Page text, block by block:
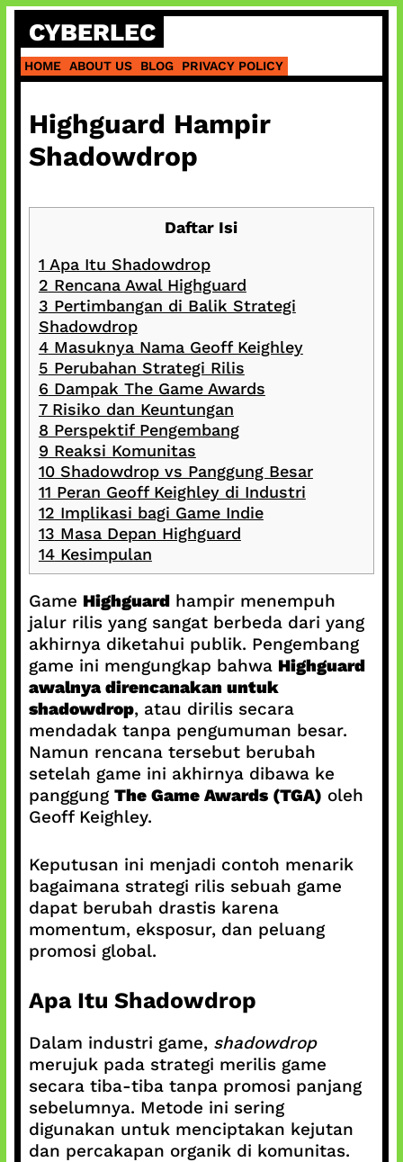
Skip
content
CYBERLEC
HOME ABOUT US BLOG PRIVACY POLICY
Highguard Hampir
Shadowdrop
Daftar Isi
1 Apa Itu Shadowdrop
2 Rencana Awal Highguard
3 Pertimbangan di Balik Strategi
Shadowdrop
4Masuknya Nama Geoff Keighley
5 Perubahan Strategi Rilis
6 Dampak The Game Awards
7Risiko dan Keuntungan
8 Perspektif Pengembang
9 Reaksi Komunitas
10Shadowdrop vs Panggung Besar
11 Peran Geoff Keighley di Industri
12 Implikasi bagi Game Indie
13 Masa Depan Highguard
14Kesimpulan
Game Highguardhampir menempuh
jalur rilis yang sangat berbeda dari yang
akhirnya diketahui publik. Pengembang
game ini mengungkap bahwa Highguard
awalnya direncanakan untuk
shadowdrop, atau dirilis secara
mendadak tanpa pengumuman besar.
Namun rencana tersebut berubah
setelah game ini akhirnya dibawa ke
panggung The Game Awards (TGA) oleh
Geoff Keighley.
Keputusan ini menjadi contoh menarik
bagaimana strategi rilis sebuah game
dapat berubah drastis karena
momentum, eksposur, dan peluang
promosi global.
Apa Itu Shadowdrop
Dalam industri game, shadowdrop
merujuk pada strategi merilis game
secara tiba-tiba tanpa promosi panjang
sebelumnya. Metode ini sering
digunakan untuk menciptakan kejutan
dan percakapan organik di komunitas.